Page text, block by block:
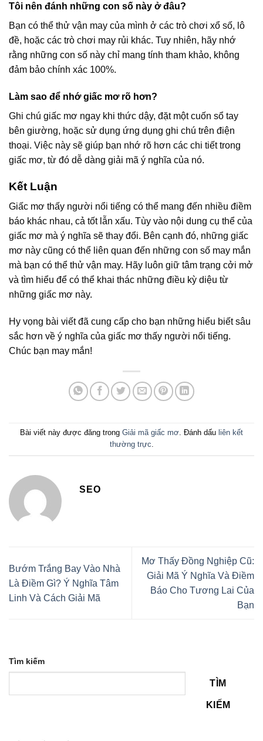
Tôi nên đánh những con số này ở đâu?
Bạn có thể thử vận may của mình ở các trò chơi xổ số, lô
đề, hoặc các trò chơi may rủi khác. Tuy nhiên, hãy nhớ
rằng những con số này chỉ mang tính tham khảo, không
đảm bảo chính xác 100%.
Làm sao để nhớ giấc mơ rõ hơn?
Ghi chú giấc mơ ngay khi thức dậy, đặt một cuốn sổ tay
bên giường, hoặc sử dụng ứng dụng ghi chú trên điện
thoại. Việc này sẽ giúp bạn nhớ rõ hơn các chi tiết trong
giấc mơ, từ đó dễ dàng giải mã ý nghĩa của nó.
Kết Luận
Giấc mơ thấy người nổi tiếng có thể mang đến nhiều điềm
báo khác nhau, cả tốt lẫn xấu. Tùy vào nội dung cụ thể của
giấc mơ mà ý nghĩa sẽ thay đổi. Bên cạnh đó, những giấc
mơ này cũng có thể liên quan đến những con số may mắn
mà bạn có thể thử vận may. Hãy luôn giữ tâm trạng cởi mở
và tìm hiểu để có thể khai thác những điều kỳ diệu từ
những giấc mơ này.
Hy vọng bài viết đã cung cấp cho bạn những hiểu biết sâu
sắc hơn về ý nghĩa của giấc mơ thấy người nổi tiếng.
Chúc bạn may mắn!
Bài viết này được đăng trong Giải mã giấc mơ. Đánh dấu liên kết
thường trực.
SEO
Bướm Trắng Bay Vào Nhà
Là Điềm Gì? Ý Nghĩa Tâm
Linh Và Cách Giải Mã
Mơ Thấy Đồng Nghiệp Cũ:
Giải Mã Ý Nghĩa Và Điềm
Báo Cho Tương Lai Của
Bạn
Tìm kiếm
TÌM
KIẾM